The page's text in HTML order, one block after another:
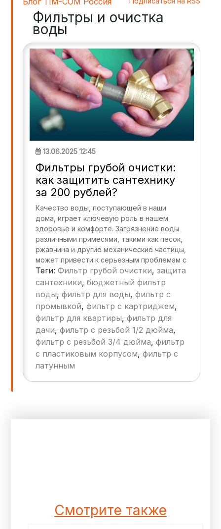
Фильтры и очистка
воды
13.06.2025 12:45
Фильтры грубой очистки:
как защитить сантехнику
за 200 рублей?
Качество воды, поступающей в наши
дома, играет ключевую роль в нашем
здоровье и комфорте. Загрязнение воды
различными примесями, такими как песок,
ржавчина и другие механические частицы,
может привести к серьезным проблемам с
сантехникой. В этом контексте фильтры
грубой очистки становятся важным
элементом системы водоснабжения. Их
установка может значительно повысить
срок службы сантехники и улучшить
качество воды.
Теги:Фильтр грубой очистки, защита
сантехники,бюджетный фильтр
воды,фильтр для воды,фильтр с
промывкой,фильтр с картриджем,
фильтр для квартиры,фильтр для
дачи,фильтр с резьбой 1/2 дюйма,
фильтр с резьбой 3/4 дюйма,фильтр
с пластиковым корпусом,фильтр с
латунным
Смотрите также